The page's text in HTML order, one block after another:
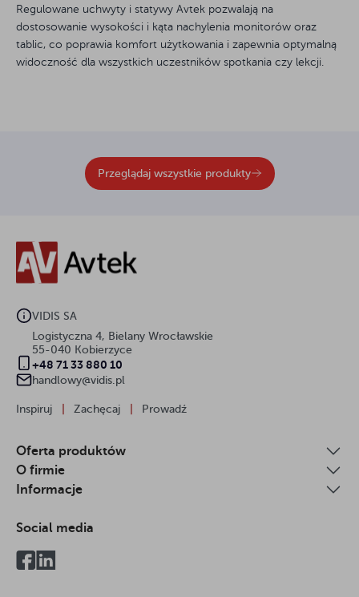
Regulowane uchwyty i statywy Avtek pozwalają na
dostosowanie wysokości i kąta nachylenia monitorów oraz
tablic, co poprawia komfort użytkowania i zapewnia optymalną
widoczność dla wszystkich uczestników spotkania czy lekcji.
Przeglądaj wszystkie produkty
VIDIS SA
Logistyczna 4, Bielany Wrocławskie
55-040 Kobierzyce
+48 71 33 880 10
handlowy@vidis.pl
Inspiruj Zachęcaj Prowadź
Oferta produktów
O firmie
Informacje
Social media